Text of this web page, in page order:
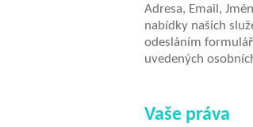
Adresa, Email,
nabídky našich
odesláním
uvedených
Vaše práva